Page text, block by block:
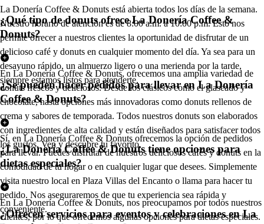
La Donería Coffee & Donuts está abierta todos los días de la semana.
Nuestro horario de atención es de 8:00 a.m. a 10:00 p.m. Esto nos
permite ofrecer a nuestros clientes la oportunidad de disfrutar de un
delicioso café y donuts en cualquier momento del día. Ya sea para un
desayuno rápido, un almuerzo ligero o una merienda por la tarde,
siempre estamos listos para atenderte.
¿Qué tipo de donuts ofrece La Donería Coffee &
Donuts?
En La Donería Coffee & Donuts, ofrecemos una amplia variedad de
donuts frescos y deliciosos. Desde los clásicos como el glaseado y
chocolate, hasta opciones más innovadoras como donuts rellenos de
crema y sabores de temporada. Todos nuestros donuts son elaborados
con ingredientes de alta calidad y están diseñados para satisfacer todos
los gustos. Ven y descubre tu favorito.
¿Se pueden hacer pedidos para llevar en La Donería
Coffee & Donuts?
Sí, en La Donería Coffee & Donuts ofrecemos la opción de pedidos
para llevar. Puedes disfrutar de nuestros deliciosos cafés y donuts en la
comodidad de tu hogar o en cualquier lugar que desees. Simplemente
visita nuestro local en Plaza Villas del Encanto o llama para hacer tu
pedido. Nos aseguraremos de que tu experiencia sea rápida y
conveniente.
¿La Donería Coffee & Donuts tiene opciones para
dietas especiales?
En La Donería Coffee & Donuts, nos preocupamos por todos nuestros
clientes, por lo que ofrecemos algunas opciones para dietas especiales.
¿Ofrecen servicios para eventos y celebraciones en La